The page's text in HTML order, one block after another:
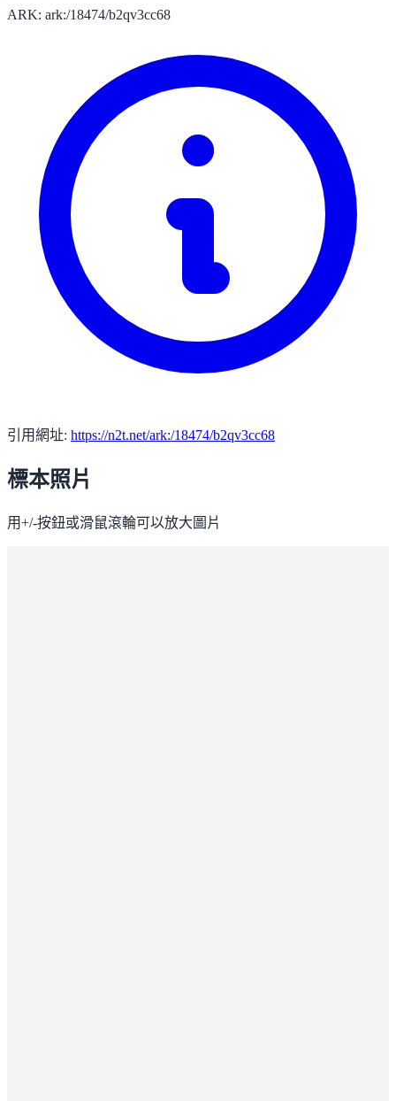
ARK: ark:/18474/b2qv3cc68
引用網址: https://n2t.net/ark:/18474/b2qv3cc68
標本照片
用+/-按鈕或滑鼠滾輪可以放大圖片